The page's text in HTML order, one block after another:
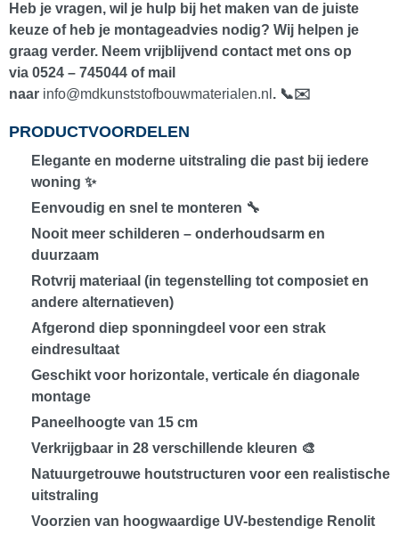
Heb je vragen, wil je hulp bij het maken van de juiste
keuze of heb je montageadvies nodig? Wij helpen je
graag verder. Neem vrijblijvend contact met ons op
via 0524 – 745044 of mail
naar info@mdkunststofbouwmaterialen.nl . 📞✉️
PRODUCTVOORDELEN
Elegante en moderne uitstraling die past bij iedere
woning ✨
Eenvoudig en snel te monteren 🔧
Nooit meer schilderen – onderhoudsarm en
duurzaam
Rotvrij materiaal (in tegenstelling tot composiet en
andere alternatieven)
Afgerond diep sponningdeel voor een strak
eindresultaat
Geschikt voor horizontale, verticale én diagonale
montage
Paneelhoogte van 15 cm
Verkrijgbaar in 28 verschillende kleuren 🎨
Natuurgetrouwe houtstructuren voor een realistische
uitstraling
Voorzien van hoogwaardige UV-bestendige Renolit